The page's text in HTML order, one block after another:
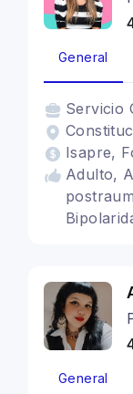
General
Servicio
Isapre,
Adulto,
General